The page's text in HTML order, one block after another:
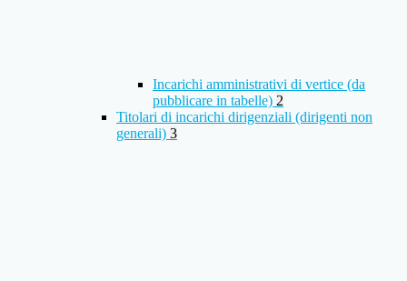
Incarichi amministrativi di vertice (da
pubblicare in tabelle) 2
Titolari di incarichi dirigenziali (dirigenti non
generali) 3